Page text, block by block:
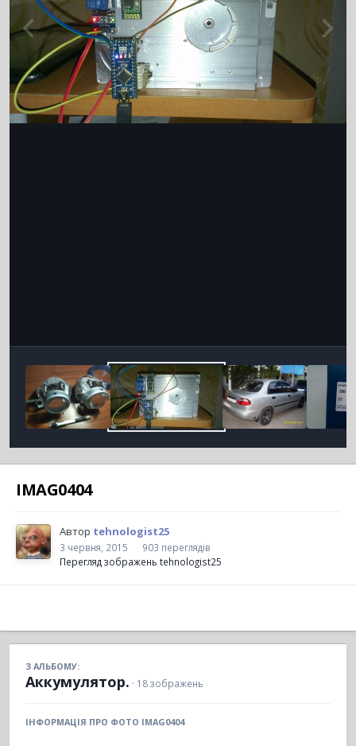
IMAG0404
Автор tehnologist25
3 червня, 2015
903 переглядів
Перегляд зображень tehnologist25
З АЛЬБОМУ:
Аккумулятор. · 18 зображень
ІНФОРМАЦІЯ ПРО ФОТО IMAG0404